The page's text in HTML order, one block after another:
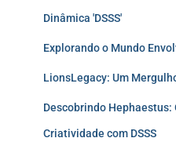
Dinâmica 'DSSS'
Explorando o Mundo
LionsLegacy: Um
Descobrindo Hephaestus:
Criatividade com DSSS